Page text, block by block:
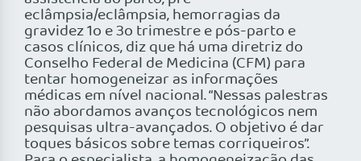
eclâmpsia/eclâmpsia, hemorragias da
gravidez 1o e 3o trimestre e pós-parto e
casos clínicos, diz que há uma diretriz do
Conselho Federal de Medicina (CFM) para
tentar homogeneizar as informações
médicas em nível nacional. “Nessas palestras
não abordamos avanços tecnológicos nem
pesquisas ultra-avançados. O objetivo é dar
toques básicos sobre temas corriqueiros”.